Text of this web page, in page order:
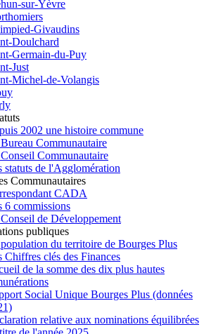
sur-Yèvre
Givaudins
Doulchard
Germain-du-Puy
Just
Michel-de-Volangis
2002 une histoire commune
Communautaire
Communautaire
statuts de l'Agglomération
Communautaires
CADA
6 commissions
de Développement
publiques
du territoire de Bourges Plus
Chiffres clés des Finances
de la somme des dix plus hautes
Social Unique Bourges Plus (données
relative aux nominations équilibrées